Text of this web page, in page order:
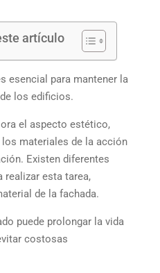
artículo
esencial para mantener la
los edificios.
el aspecto estético,
materiales de la acción
Existen diferentes
realizar esta tarea,
de la fachada.
puede prolongar la vida
costosas